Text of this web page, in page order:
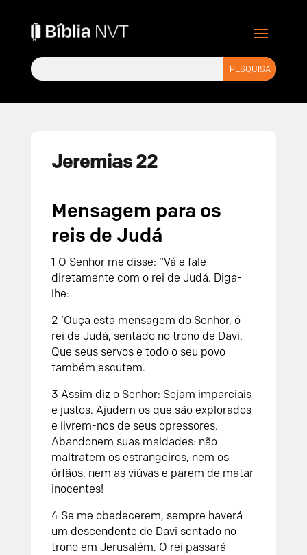
Jeremias 22
Mensagem para os
reis de Judá
1 O Senhorme disse: “Vá e fale
diretamente com o rei de Judá. Diga-
lhe:
2 ‘Ouça esta mensagem do Senhor, ó
rei de Judá, sentado no trono de Davi.
Que seus servos e todo o seu povo
também escutem.
3 Assim diz o Senhor: Sejam imparciais
e justos. Ajudem os que são explorados
e livrem-nos de seus opressores.
Abandonem suas maldades: não
maltratem os estrangeiros, nem os
órfãos, nem as viúvas e parem de matar
inocentes!
4 Se me obedecerem, sempre haverá
um descendente de Davi sentado no
trono em Jerusalém. O rei passará